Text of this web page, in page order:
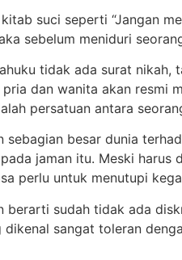
suci seperti “Jangan
sebelum meniduri
tidak ada surat
dan wanita akan resmi
persatuan antara
sebagian besar dunia
jaman itu. Meski
perlu untuk menutupi
berarti sudah tidak ada
dikenal sangat toleran